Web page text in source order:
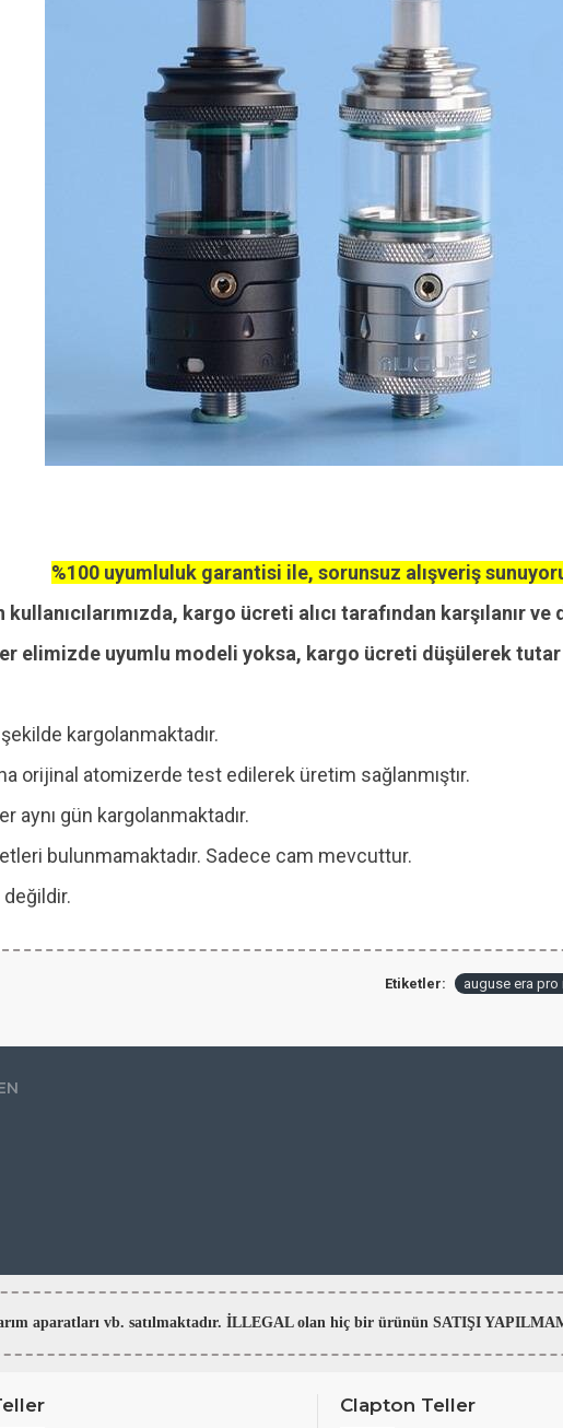
%100 uyumluluk garantisi ile, sorunsuz alışveriş
kullanıcılarımızda, kargo ücreti alıcı tarafından karşılanır
elimizde uyumlu modeli yoksa, kargo ücreti düşülerek
kargolanmaktadır.
orijinal atomizerde test edilerek üretim sağlanmıştır.
aynı gün kargolanmaktadır.
bulunmamaktadır. Sadece cam mevcuttur.
Etiketler: auguse era pro
aparatları vb. satılmaktadır. İLLEGAL olan hiç bir ürünün SATIŞI
Clapton Teller